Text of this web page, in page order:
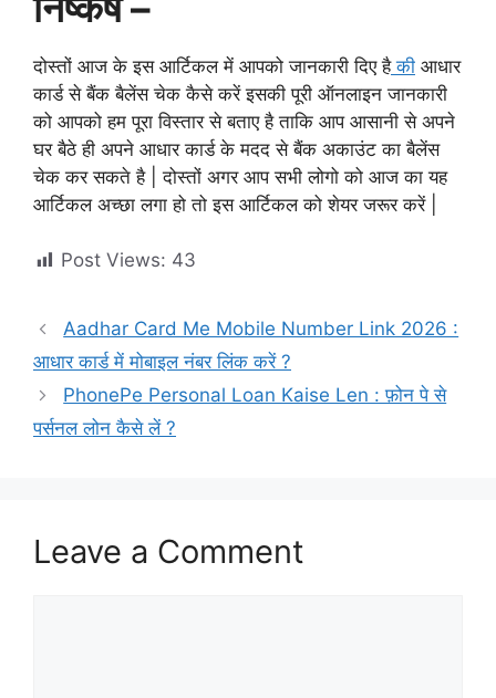
दोस्तों आज के इस आर्टिकल में आपको जानकारी दिए हैकी आधार
कार्ड से बैंक बैलेंस चेक कैसे करें इसकी पूरी ऑनलाइन जानकारी
को आपको हम पूरा विस्तार से बताए है ताकि आप आसानी से अपने
घर बैठे ही अपने आधार कार्ड के मदद से बैंक अकाउंट का बैलेंस
चेक कर सकते है | दोस्तों अगर आप सभी लोगो को आज का यह
आर्टिकल अच्छा लगा हो तो इस आर्टिकल को शेयर जरूर करें |
Post Views: 43
Aadhar Card Me Mobile Number Link 2026 :
आधार कार्ड में मोबाइल नंबर लिंक करें ?
PhonePe Personal Loan Kaise Len : फ़ोन पे से
पर्सनल लोन कैसे लें ?
Leave a Comment